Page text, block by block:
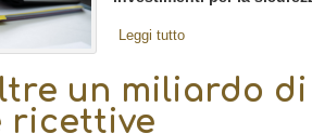
Leggi tutto
un miliardo
ricettive